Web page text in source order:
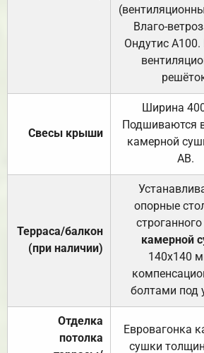
Влаго-
Ондутис
Свесы крыши
Ширина
Подшиваются
камерной
АВ.
Терраса/балкон
(при наличии)
опорные
камерной
140х140
болтами под
Отделка
потолка
Евровагонка
сушки